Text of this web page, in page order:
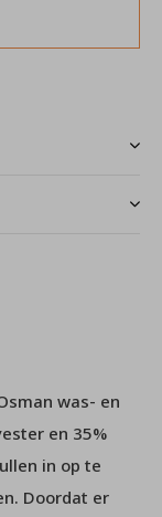
was- en
en 35%
in op te
Doordat er